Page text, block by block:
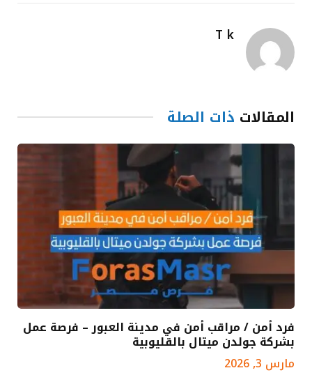
T k
المقالات ذات الصلة
فرد أمن / مراقب أمن في مدينة العبور – فرصة عمل
بشركة جولدن ميتال بالقليوبية
مارس 3, 2026